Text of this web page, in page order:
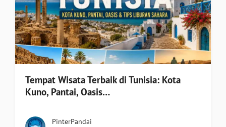
Tempat Wisata Terbaik di Tunisia: Kota
Kuno, Pantai, Oasis…
PinterPandai